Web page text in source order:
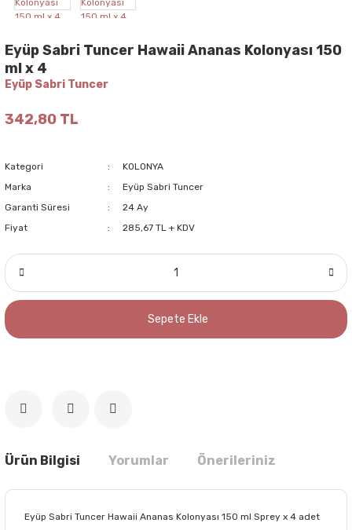
Eyüp Sabri Tuncer Hawaii Ananas Kolonyası 150
ml x 4
Eyüp Sabri Tuncer
342,80 TL
Kategori
KOLONYA
Marka
Eyüp Sabri Tuncer
Garanti Süresi
24 Ay
Fiyat
285,67 TL + KDV
Sepete Ekle
Ürün Bilgisi Yorumlar Önerileriniz
Eyüp Sabri Tuncer Hawaii Ananas Kolonyası 150 ml Sprey x 4 adet